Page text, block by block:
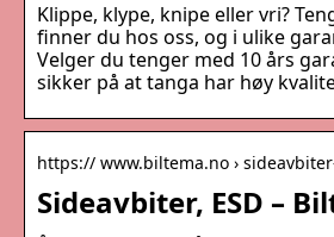
Klippe, klype, knipe eller vri?
finner du hos oss, og i ulike
Velger du tenger med 10 års
sikker på at tanga har høy
https:// www.biltema.no ›
Sideavbiter, ESD –